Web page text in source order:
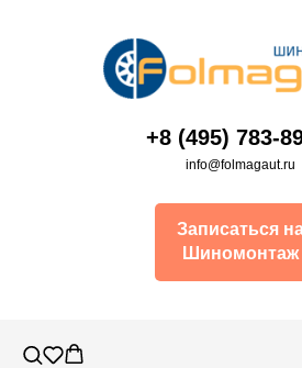
+8 (495) 783-
info@folmagaut.ru
Записаться
Шиномонтаж